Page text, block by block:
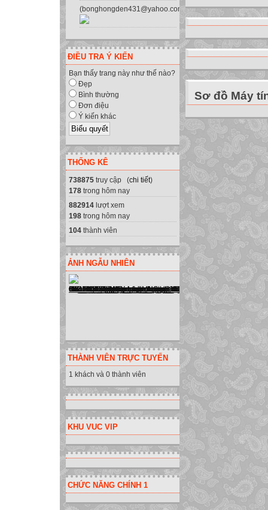
(bonghongden431@yahoo.com.vn)
ĐIỀU TRA Ý KIẾN
Bạn thấy trang này như thế nào?
Đẹp
Bình thường
Đơn điệu
Ý kiến khác
THỐNG KÊ
738875 truy cập (chi tiết)
178 trong hôm nay
882914 lượt xem
198 trong hôm nay
104 thành viên
ẢNH NGẪU NHIÊN
THÀNH VIÊN TRỰC TUYẾN
1 khách và 0 thành viên
KHU VUC VIP
CHỨC NĂNG CHÍNH 1
Sơ đồ Máy